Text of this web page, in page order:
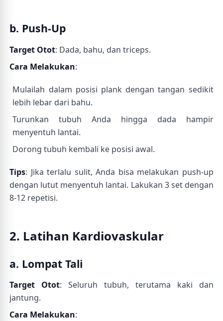
b. Push-Up
Target Otot: Dada, bahu, dan triceps.
Cara Melakukan:
Mulailah dalam posisi plank dengan tangan sedikit
lebih lebar dari bahu.
Turunkan tubuh Anda hingga dada hampir
menyentuh lantai.
Dorong tubuh kembali ke posisi awal.
Tips: Jika terlalu sulit, Anda bisa melakukan push-up
dengan lutut menyentuh lantai. Lakukan 3 set dengan
8-12 repetisi.
2. Latihan Kardiovaskular
a. Lompat Tali
Target Otot: Seluruh tubuh, terutama kaki dan
jantung.
Cara Melakukan: